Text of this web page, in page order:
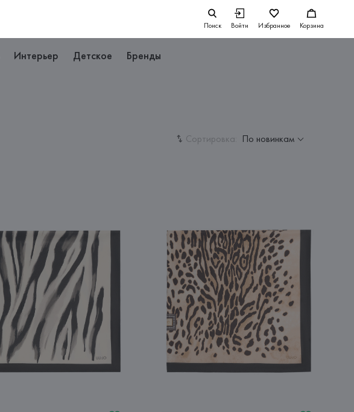
Поиск Войти Избранное Корзина
Интерьер Детское Бренды
Сортировка: По новинкам